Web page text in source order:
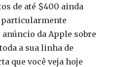
de até $400 ainda
particularmente
da Apple sobre
a sua linha de
que você veja hoje